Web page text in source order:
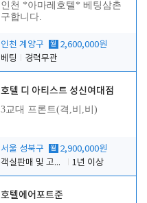
인천 *아마레호텔* 베팅삼촌
구합니다.
인천 계양구 월 2,600,000원
베팅
경력무관
호텔 디 아티스트 성신여대점
3교대 프론트(격,비,비)
서울 성북구 월 2,900,000원
객실판매 및 고객응대
1년 이상
호텔에어포트준